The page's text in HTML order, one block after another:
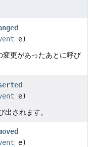
e)
変更があったあとに呼び
e)
出されます。
e)